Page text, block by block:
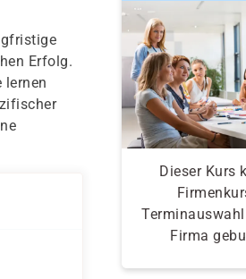
Erfolg.
lernen
Dieser Kurs
Firma